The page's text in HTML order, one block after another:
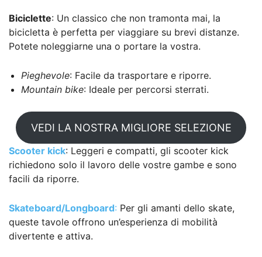
Biciclette: Un classico che non tramonta mai, la
bicicletta è perfetta per viaggiare su brevi distanze.
Potete noleggiarne una o portare la vostra.
Pieghevole: Facile da trasportare e riporre.
Mountain bike: Ideale per percorsi sterrati.
VEDI LA NOSTRA MIGLIORE SELEZIONE
Scooter kick: Leggeri e compatti, gli scooter kick
richiedono solo il lavoro delle vostre gambe e sono
facili da riporre.
Skateboard/Longboard: Per gli amanti dello skate,
queste tavole offrono un’esperienza di mobilità
divertente e attiva.